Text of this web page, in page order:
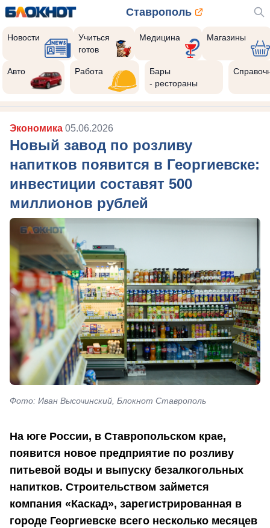
Ставрополь
Новости
Учиться
готов
Медицина Магазины
Авто Работа
Бары
- рестораны
Экономика 05.06.2026
Новый завод по розливу
напитков появится в Георгиевске:
инвестиции составят 500
миллионов рублей
Фото: Иван Высочинский, Блокнот Ставрополь
На юге России, в Ставропольском крае,
появится новое предприятие по розливу
питьевой воды и выпуску безалкогольных
напитков. Строительством займется
компания «Каскад», зарегистрированная в
городе Георгиевске всего несколько месяцев